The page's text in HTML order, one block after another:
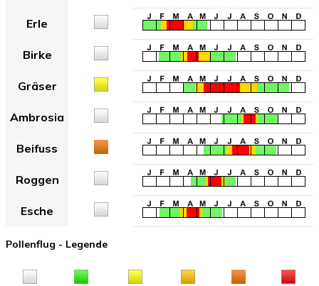
Erle
Birke
Gräser
Ambrosia
Beifuss
Roggen
Esche
Pollenflug - Legende